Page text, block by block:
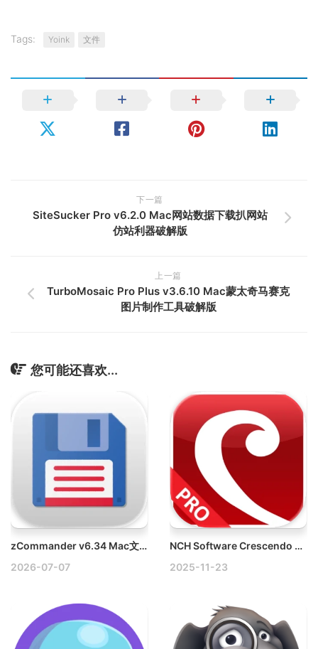
Tags: Yoink 文件
下一篇
SiteSucker Pro v6.2.0 Mac网站数据下载扒网站
仿站利器破解版
上一篇
TurboMosaic Pro Plus v3.6.10 Mac蒙太奇马赛克
图片制作工具破解版
您可能还喜欢...
zCommander v6.34 Mac文件管理器破解版下载
2026-07-07
NCH Software Crescendo Masters v11.28 Mac专业乐谱制作与编辑软件破解版
2025-11-23